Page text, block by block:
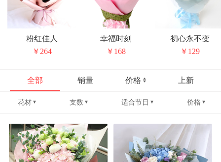
粉红佳人
￥264
幸福时刻
￥168
初心永不变
￥129
全部 销量 价格 上新
花材 支数 适合节日 价格